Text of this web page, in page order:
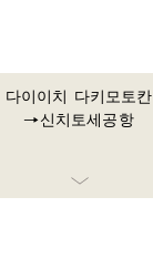
다이이치 다키모토칸
→신치토세공항